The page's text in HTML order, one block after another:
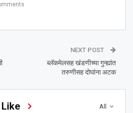
NEXT POST
ब्लॅकमेलसह खंडणीच्या गुन्ह्यांत
तरुणीसह दोघांना अटक
All